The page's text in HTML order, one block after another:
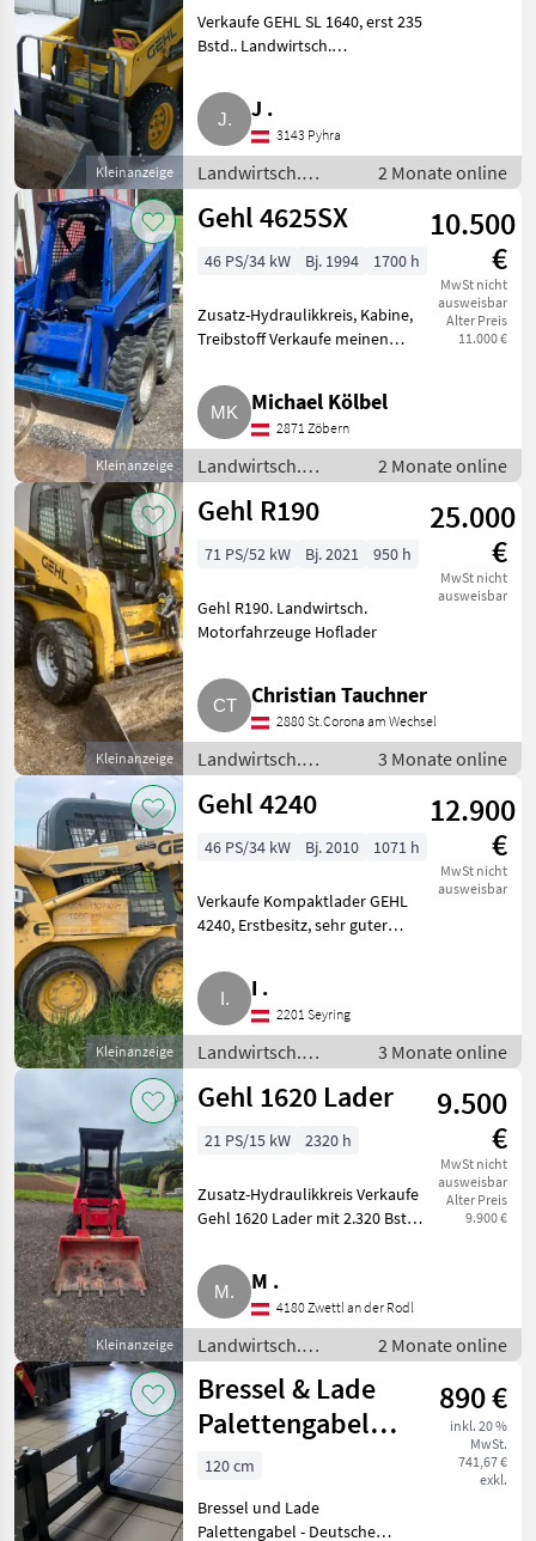
Kleinanzeige
Verkaufe GEHL SL 1640, erst 235
Bstd.. Landwirtsch.
J .
3143 Pyhra
Landwirtsch.
Motorfahrzeuge /
Hoflader
2 Monate online
Kleinanzeige
Gehl 4625SX
10.500
€
MwSt nicht
ausweisbar
Alter Preis
11.000 €
46 PS/34 kW Bj. 1994 1700 h
Zusatz-Hydraulikkreis, Kabine,
Treibstoff Verkaufe meinen
Betriebsstunden. Ca 2, 5t
Eigengewicht. Funktioniert
einwandfrei. Motor läuft ohne
Probl
Michael Kölbel
2871 Zöbern
Landwirtsch.
Motorfahrzeuge /
Hoflader
2 Monate online
Kleinanzeige
Gehl R190
25.000
€
MwSt nicht
ausweisbar
71 PS/52 kW Bj. 2021 950 h
Gehl R190. Landwirtsch.
Motorfahrzeuge Hoflader
Christian Tauchner
2880 St.Corona am Wechsel
Landwirtsch.
Motorfahrzeuge /
Hoflader
3 Monate online
Kleinanzeige
Gehl 4240
12.900
€
MwSt nicht
ausweisbar
46 PS/34 kW Bj. 2010 1071 h
Verkaufe Kompaktlader GEHL
4240, Erstbesitz, sehr guter
Geschäumte Räder,
Schnellwechselvorrichtung,
Schaufel mit Schneidkante ist
dabei
I .
2201 Seyring
Landwirtsch.
Motorfahrzeuge /
Hoflader
3 Monate online
Kleinanzeige
Gehl 1620 Lader
9.500
€
MwSt nicht
ausweisbar
Alter Preis
9.900 €
21 PS/15 kW 2320 h
Zusatz-Hydraulikkreis Verkaufe
Gehl 1620 Lader mit 2.320 Bstd.,
Luft. Beleuchtung funktioniert
nicht. Der Lader verfügt über
eine
M .
4180 Zwettl an der Rodl
Landwirtsch.
Motorfahrzeuge /
Hoflader
2 Monate online
Bressel & Lade
Palettengabel
AKTION 1m
Zinken
890 €
inkl. 20 %
MwSt.
741,67 €
exkl.
120 cm
Bressel und Lade
Palettengabel - Deutsches